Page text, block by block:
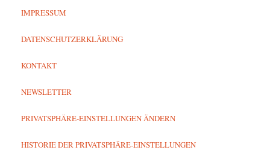
IMPRESSUM
DATENSCHUTZERKLÄRUNG
KONTAKT
NEWSLETTER
PRIVATSPHÄRE-EINSTELLUNGEN ÄNDERN
HISTORIE DER PRIVATSPHÄRE-EINSTELLUNGEN